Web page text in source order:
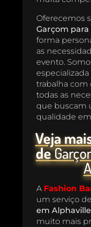
Oferecemos
Garçom
forma
as
evento.
trabalha com
todas as
que buscam
qualidade
Veja
de
A Fashion
um serviço de
em Alphaville
muito mais